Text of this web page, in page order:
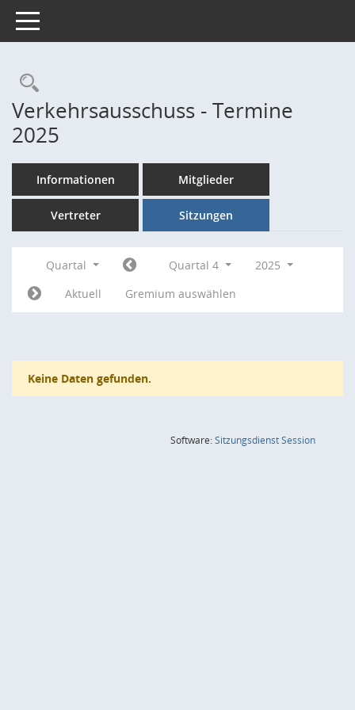
Toggle navigation
Rechercheauswahl
Verkehrsausschuss - Termine
2025
Informationen Mitglieder
Vertreter Sitzungen
Quartal Quartal 4
2025
Aktuell
Gremium auswählen
Keine Daten gefunden.
Software:SitzungsdienstSession(Wird in